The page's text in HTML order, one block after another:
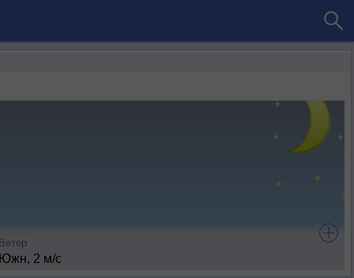
Ветер
Южн, 2 м/с